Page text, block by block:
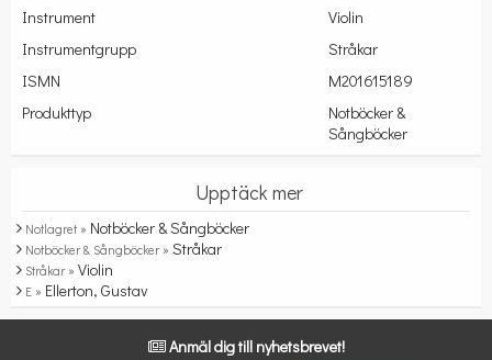
Instrument
Violin
Instrumentgrupp
Stråkar
ISMN
M201615189
Produkttyp
Notböcker &
Sångböcker
Upptäck mer
Notlagret » Notböcker & Sångböcker
Notböcker & Sångböcker » Stråkar
Stråkar » Violin
E » Ellerton, Gustav
Anmäl dig till nyhetsbrevet!